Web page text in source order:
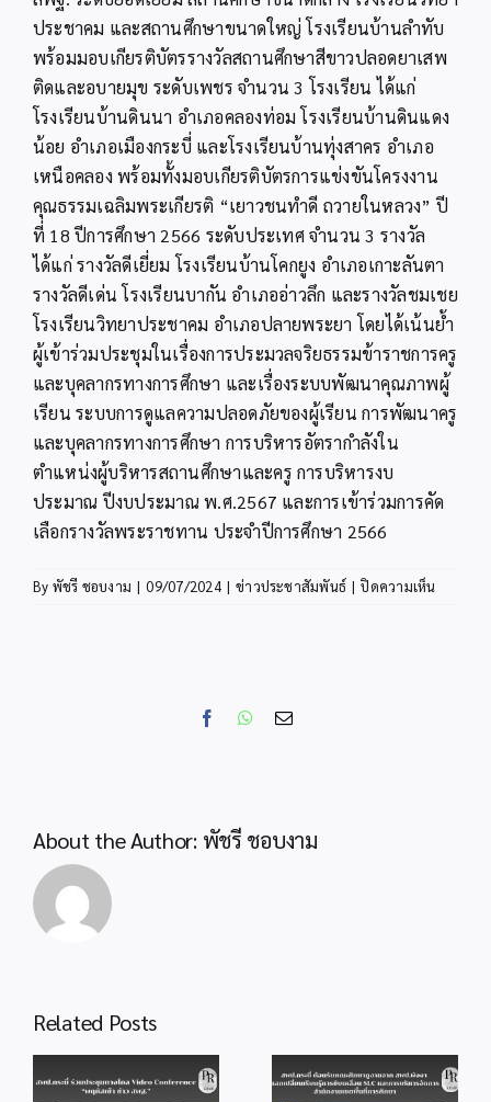
ประชาคม และสถานศึกษาขนาดใหญ่ โรงเรียนบ้านลำทับ
พร้อมมอบเกียรติบัตรรางวัลสถานศึกษาสีขาวปลอดยาเสพ
ติดและอบายมุข ระดับเพชร จำนวน 3 โรงเรียน ได้แก่
โรงเรียนบ้านดินนา อำเภอคลองท่อม โรงเรียนบ้านดินแดง
น้อย อำเภอเมืองกระบี่ และโรงเรียนบ้านทุ่งสาคร อำเภอ
เหนือคลอง พร้อมทั้งมอบเกียรติบัตรการแข่งขันโครงงาน
คุณธรรมเฉลิมพระเกียรติ “เยาวชนทำดี ถวายในหลวง” ปี
ที่ 18 ปีการศึกษา 2566 ระดับประเทศ จำนวน 3 รางวัล
ได้แก่ รางวัลดีเยี่ยม โรงเรียนบ้านโคกยูง อำเภอเกาะลันตา
รางวัลดีเด่น โรงเรียนบากัน อำเภออ่าวลึก และรางวัลชมเชย
โรงเรียนวิทยาประชาคม อำเภอปลายพระยา โดยได้เน้นย้ำ
ผู้เข้าร่วมประชุมในเรื่องการประมวลจริยธรรมข้าราชการครู
และบุคลากรทางการศึกษา และเรื่องระบบพัฒนาคุณภาพผู้
เรียน ระบบการดูแลความปลอดภัยของผู้เรียน การพัฒนาครู
และบุคลากรทางการศึกษา การบริหารอัตรากำลังใน
ตำแหน่งผู้บริหารสถานศึกษาและครู การบริหารงบ
ประมาณ ปีงบประมาณ พ.ศ.2567 และการเข้าร่วมการคัด
เลือกรางวัลพระราชทาน ประจำปีการศึกษา 2566
By พัชรี ชอบงาม | 09/07/2024 | ข่าวประชาสัมพันธ์ | ปิดความเห็น
คุณภาพ
การ
FacebookWhatsApp
Email
About the Author: พัชรี ชอบงาม
Related Posts
สพป.กระบี่
ต้อนรับคณะศึกษา
สพป.กระบี่
ประชุมกลั่นกรอง